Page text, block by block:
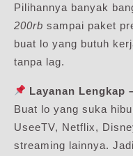
Pilihannya banyak
200rb sampai paket
buat lo yang butuh
tanpa lag.
Layanan Lengkap
Buat lo yang suka
UseeTV, Netflix,
streaming lainnya.